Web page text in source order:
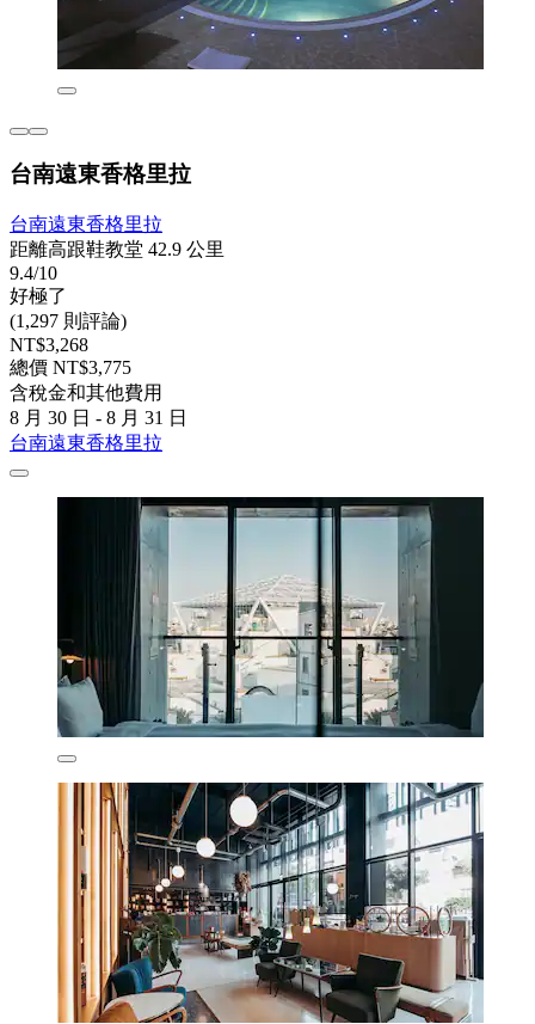
台南遠東香格里拉
台南遠東香格里拉
距離高跟鞋教堂 42.9 公里
9.4/10
好極了
(1,297 則評論)
NT$3,268
總價 NT$3,775
含稅金和其他費用
8 月 30 日 - 8 月 31 日
台南遠東香格里拉